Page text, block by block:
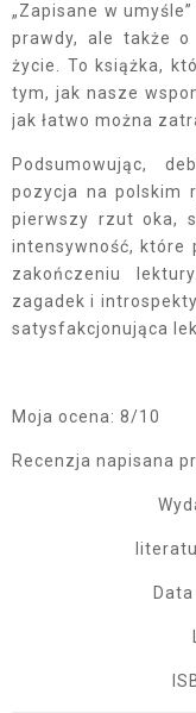
„Zapisane w
prawdy, ale także
życie. To książka,
tym, jak nasze
jak łatwo można
Podsumowując,
pozycja na polskim
pierwszy rzut oka,
intensywność, które
zakończeniu
zagadek i
satysfakcjonująca
Moja ocena: 8/10
Recenzja napisana